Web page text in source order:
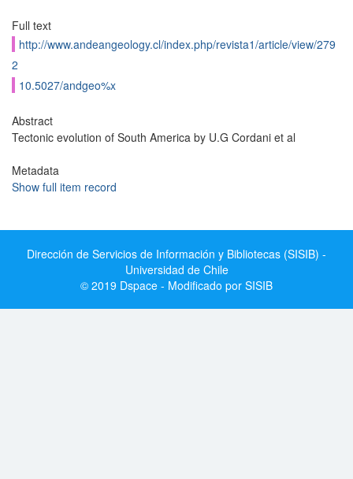
Full text
http://www.andeangeology.cl/index.php/revista1/article/view/279
2
10.5027/andgeo%x
Abstract
Tectonic evolution of South America by U.G Cordani et al
Metadata
Show full item record
Dirección de Servicios de Información y Bibliotecas (SISIB) -
Universidad de Chile
© 2019 Dspace - Modificado por SISIB